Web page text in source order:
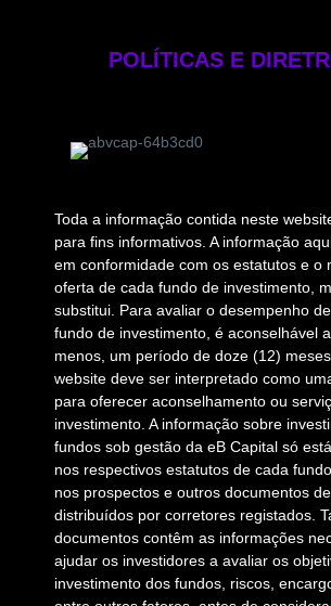
POLÍTICAS E
Toda a informação contida neste
para fins informativos. A informação
em conformidade com os estatutos e o
oferta de cada fundo de investimento,
substitui. Para avaliar o desempenho
fundo de investimento, é aconselhável
menos, um período de doze (12)
website deve ser interpretado como
para oferecer aconselhamento ou
investimento. A informação sobre
fundos sob gestão da eB Capital só
nos respectivos estatutos de cada
nos prospectos e outros documentos
distribuídos por corretores registados.
documentos contêm as informações
ajudar os investidores a avaliar os
investimento dos fundos, riscos,